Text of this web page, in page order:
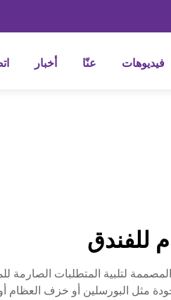
فيديوهات عنّا أخبار
للفندق
لتلبية المتطلبات
مثل البورسلين أو خزف